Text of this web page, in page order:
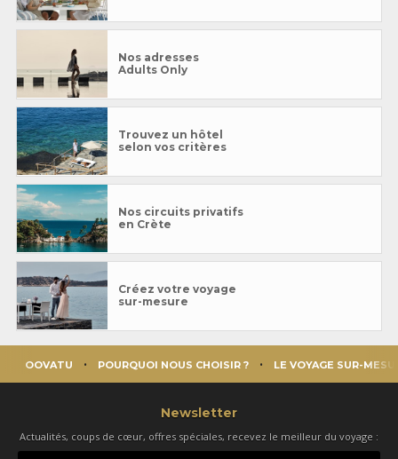
Nos adresses
Adults Only
Trouvez un hôtel
selon vos critères
Nos circuits privatifs
en Crète
Créez votre voyage
sur-mesure
OOVATU POURQUOI NOUS CHOISIR ? LE VOYAGE SUR-
Newsletter
Actualités, coups de cœur, offres spéciales, recevez le meilleur du voyage :